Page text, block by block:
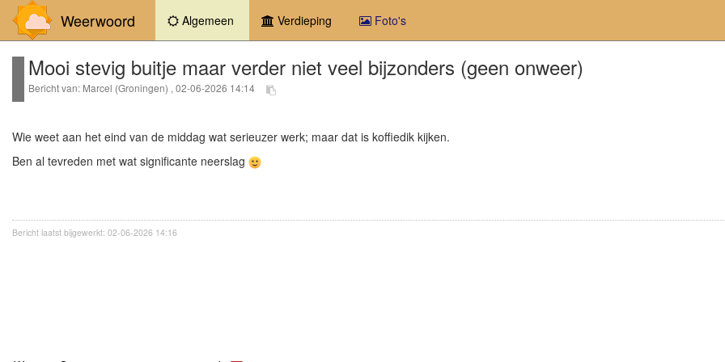
Weerwoord Algemeen (current)Verdieping Foto's
Mooi stevig buitje maar verder niet veel bijzonders (geen onweer)
Bericht van: Marcel (Groningen) , 02-06-2026 14:14
Wie weet aan het eind van de middag wat serieuzer werk; maar dat is koffiedik kijken.
Ben al tevreden met wat significante neerslag
Bericht laatst bijgewerkt: 02-06-2026 14:16